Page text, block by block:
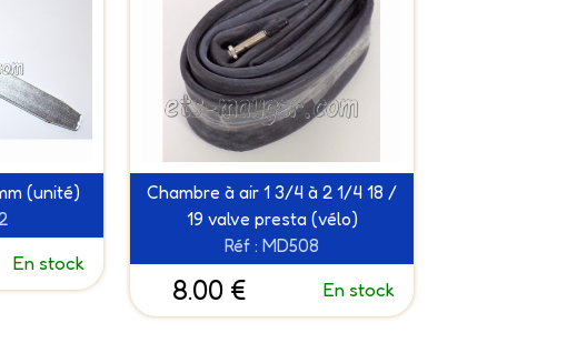
(unité)
En stock
Chambre à air 1 3/4 à 2 1/4 18 /
19 valve presta (vélo)
Réf : MD508
8.00 € En stock